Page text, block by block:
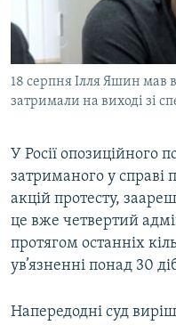
СВІДЧЕННЯ ОКУПАЦІЇ
УКРАЇНСЬКА ПРОБЛЕМА
ІНФОГРАФІКА
Qırımtatar
ДОЛУЧАЙСЯ!
Усі сайти RFE/RL
18 серпня Ілля Яшин мав
затримали на виході зі
У Росії опозиційного
затриманого у справі
акцій протесту,
це вже четвертий
протягом останніх
ув’язненні понад 30
Напередодні суд